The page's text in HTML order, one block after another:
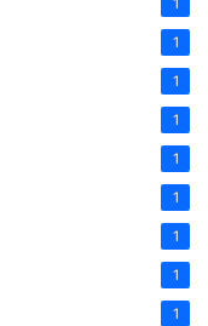
1
1
1
1
1
1
1
1
1